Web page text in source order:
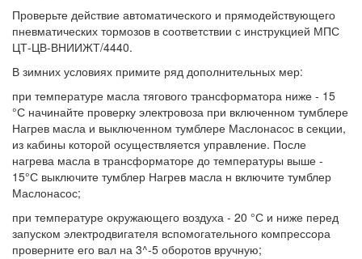
Проверьте действие автоматического и прямодействующего
пневматических тормозов в соответствии с инструкцией МПС
ЦТ-ЦВ-ВНИИЖТ/4440.
В зимних условиях примите ряд дополнительных мер:
при температуре масла тягового трансформатора ниже - 15
°С начинайте проверку электровоза при включенном тумблере
Нагрев масла и выключенном тумблере Маслонасос в секции,
из кабины которой осуществляется управление. После
нагрева масла в трансформаторе до температуры выше -
15°С выключите тумблер Нагрев масла н включите тумблер
Маслонасос;
при температуре окружающего воздуха - 20 °С и ниже перед
запуском электродвигателя вспомогательного компрессора
проверните его вал на 3^-5 оборотов вручную;